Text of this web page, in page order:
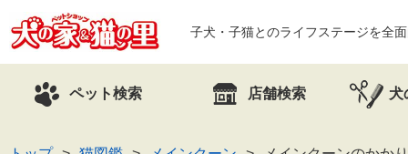
子犬・子猫とのライフステージを全
ペット検索 店舗検索 犬